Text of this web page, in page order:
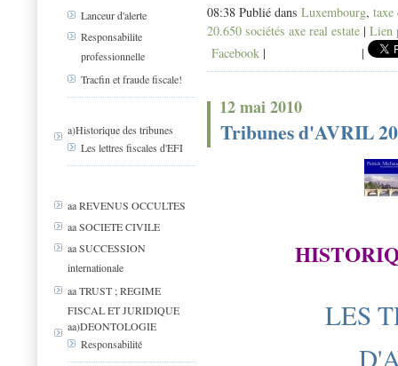
Lanceur d'alerte
Responsabilite
professionnelle
Tracfin et fraude fiscale!
a)Historique des tribunes
Les lettres fiscales d'EFI
aa REVENUS OCCULTES
aa SOCIETE CIVILE
aa SUCCESSION
internationale
aa TRUST ; REGIME
FISCAL ET JURIDIQUE
aa)DEONTOLOGIE
Responsabilité
08:38 Publié dans Luxembourg, taxe
20.650 sociétés axe real estate | Lien
Facebook | |
12 mai 2010
Tribunes d'AVRIL
LES